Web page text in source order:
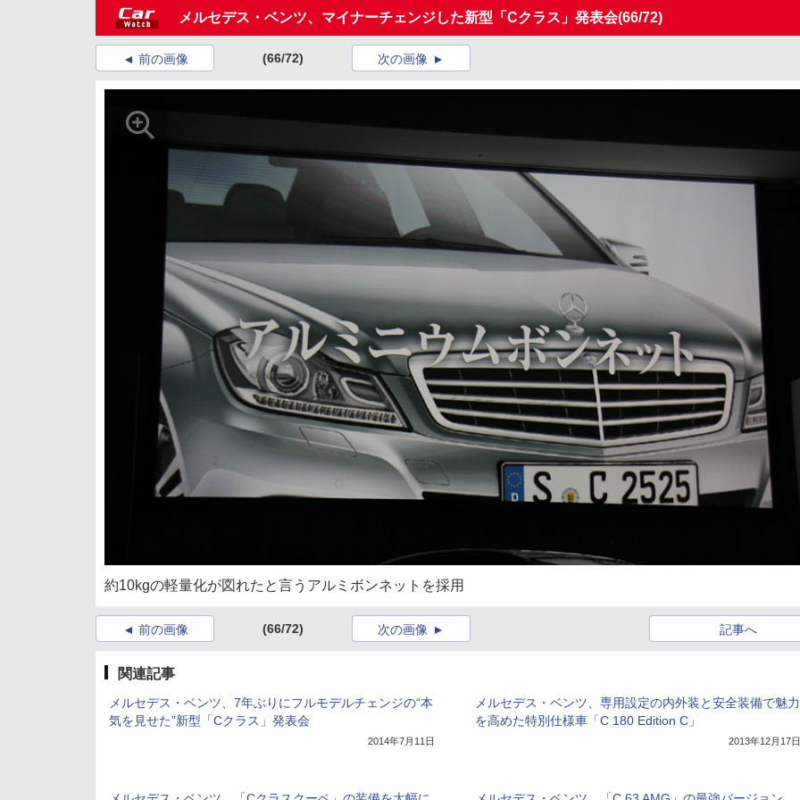
メルセデス・ベンツ、マイナーチェンジした新型「Cクラス」発表会(66/72)
前の画像 (66/72) 次の画像
約10kgの軽量化が図れたと言うアルミボンネットを採用
前の画像 (66/72) 記事へ
次の画像
関連記事
メルセデス・ベンツ、7年ぶりにフルモデルチェンジの“本
気を見せた”新型「Cクラス」発表会
2014年7月11日
メルセデス・ベンツ、専用設定の内外装と安全装備で魅力
を高めた特別仕様車「C 180 Edition C」
2013年12月17日